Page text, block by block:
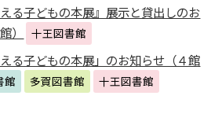
る子どもの本展』展示と貸出しのお
）
十王図書館
える子どもの本展」のお知らせ（４館
館 多賀図書館
十王図書館